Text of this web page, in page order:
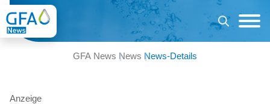
GFA News News News-Details
Anzeige